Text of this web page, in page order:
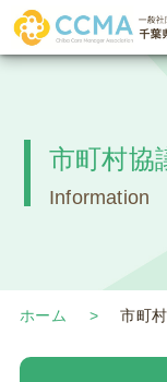
市町村協
Information
ホーム 市町